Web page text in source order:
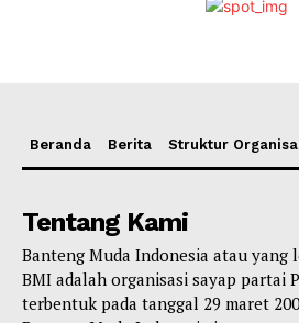
Beranda Berita Struktur
Tentang Kami
Banteng Muda Indonesia atau yang
BMI adalah organisasi sayap partai
terbentuk pada tanggal 29 maret